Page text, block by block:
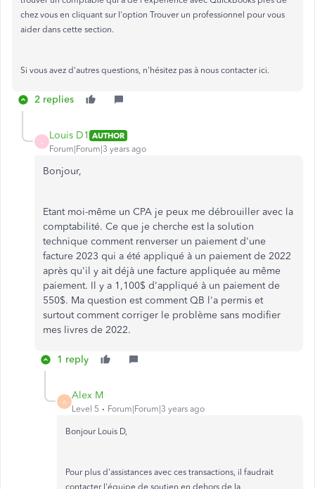
chez vous en cliquant sur l'option Trouver un professionnel pour vous
aider dans cette section.
Si vous avez d'autres questions, n'hésitez pas à nous contacter ici.
2 replies
Louis D1 AUTHOR
Forum|Forum|3 years ago
Bonjour,
Etant moi-même un CPA je peux me débrouiller avec la
comptabilité. Ce que je cherche est la solution
technique comment renverser un paiement d'une
facture 2023 qui a été appliqué à un paiement de 2022
après qu'il y ait déjà une facture appliquée au même
paiement. Il y a 1,100$ d'appliqué à un paiement de
550$. Ma question est comment QB l'a permis et
surtout comment corriger le problème sans modifier
mes livres de 2022.
1 reply
A
Alex M
Level 5 Forum|Forum|3 years ago
Bonjour Louis D,
Pour plus d'assistances avec ces transactions, il faudrait
contacter l'équipe de soutien en dehors de la